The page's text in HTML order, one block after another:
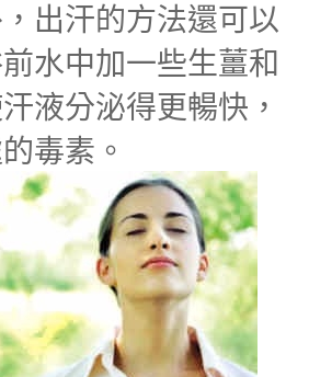
出汗的方法還可以
水中加一些生薑和
液分泌得更暢快，
毒素。